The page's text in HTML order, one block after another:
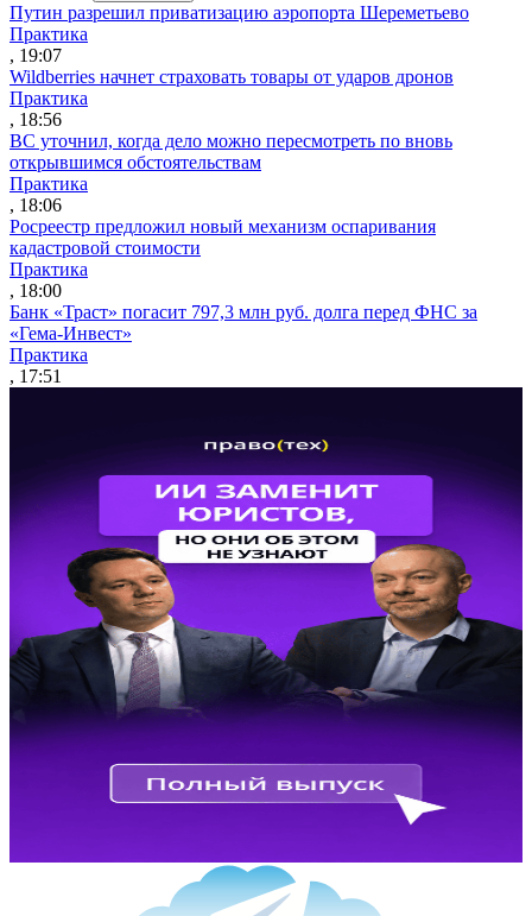
Путин разрешил приватизацию аэропорта Шереметьево
Практика
, 19:07
Wildberries начнет страховать товары от ударов дронов
Практика
, 18:56
ВС уточнил, когда дело можно пересмотреть по вновь
открывшимся обстоятельствам
Практика
, 18:06
Росреестр предложил новый механизм оспаривания
кадастровой стоимости
Практика
, 18:00
Банк «Траст» погасит 797,3 млн руб. долга перед ФНС за
«Гема-Инвест»
Практика
, 17:51